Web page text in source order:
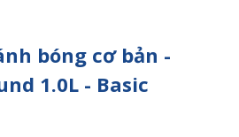
bóng cơ bản -
1.0L - Basic